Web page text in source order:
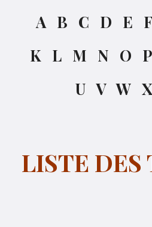
A B C D E
K L M N O P
U V W X
LISTE DES